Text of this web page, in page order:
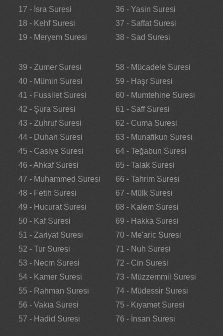
17 - İsra Suresi
18 - Kehf Suresi
19 - Meryem Suresi
36 - Yasin Suresi
37 - Saffat Suresi
38 - Sad Suresi
39 - Zumer Suresi
40 - Mümin Suresi
41 - Fussilet Suresi
42 - Şura Suresi
43 - Zuhruf Suresi
44 - Duhan Suresi
45 - Casiye Suresi
46 - Ahkaf Suresi
47 - Muhammed Suresi
48 - Fetih Suresi
49 - Hucurat Suresi
50 - Kaf Suresi
51 - Zariyat Suresi
52 - Tur Suresi
53 - Necm Suresi
54 - Kamer Suresi
55 - Rahman Suresi
56 - Vakıa Suresi
57 - Hadid Suresi
58 - Mücadele Suresi
59 - Haşr Suresi
60 - Mumtehine Suresi
61 - Saff Suresi
62 - Cuma Suresi
63 - Munafikun Suresi
64 - Teğabun Suresi
65 - Talak Suresi
66 - Tahrim Suresi
67 - Mülk Suresi
68 - Kalem Suresi
69 - Hakka Suresi
70 - Me'aric Suresi
71 - Nuh Suresi
72 - Cin Suresi
73 - Müzzemmil Suresi
74 - Müdessir Suresi
75 - Kıyamet Suresi
76 - İnsan Suresi